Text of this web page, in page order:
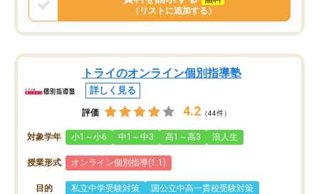
と思います。
（リストに追加する）
トライのオンライン個別指導塾
詳しく見る
評価 4.2 （44件）
対象学年 小1～小6 中1～中3 高1～高3 浪人生
授業形式 オンライン個別指導(1:1)
目的 私立中学受験対策
国公立中高一貫校受験対策